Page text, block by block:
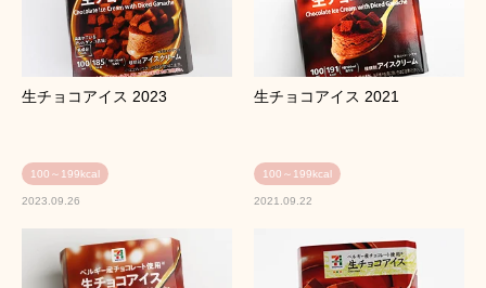
生チョコアイス 2023
100～199kcal
2023.09.26
生チョコアイス 2021
100～199kcal
2021.09.22